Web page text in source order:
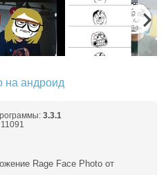
на андроид
3.3.1
Rage Face Photo от